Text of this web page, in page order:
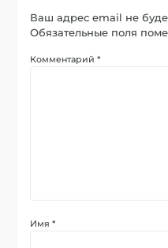
Ваш адрес email не
Обязательные поля
Комментарий*
Имя*